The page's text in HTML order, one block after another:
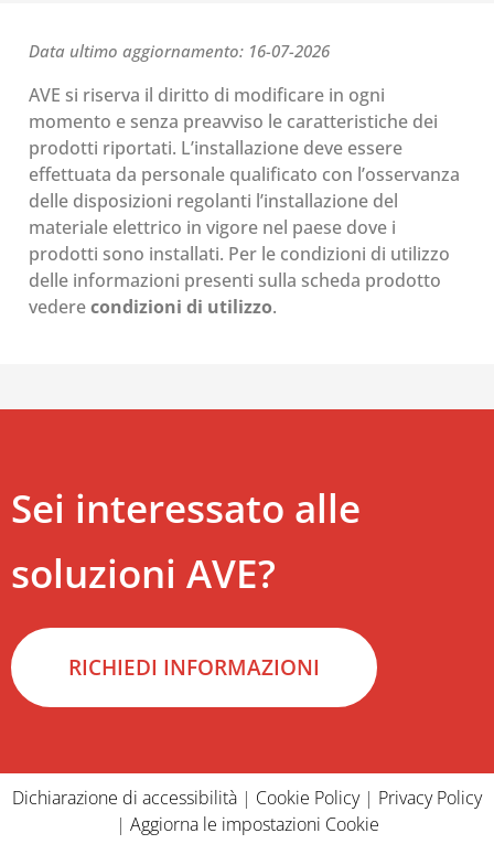
Data ultimo aggiornamento: 16-07-2026
AVE si riserva il diritto di modificare in ogni
momento e senza preavviso le caratteristiche dei
prodotti riportati. L’installazione deve essere
effettuata da personale qualificato con l’osservanza
delle disposizioni regolanti l’installazione del
materiale elettrico in vigore nel paese dove i
prodotti sono installati. Per le condizioni di utilizzo
delle informazioni presenti sulla scheda prodotto
vederecondizioni di utilizzo.
Sei interessato alle
soluzioni AVE?
RICHIEDI INFORMAZIONI
Dichiarazione di accessibilità | Cookie Policy| Privacy Policy
| Aggiorna le impostazioni Cookie